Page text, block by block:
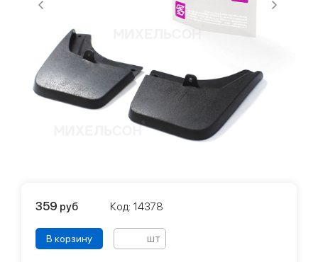
359 руб Код: 14378
В корзину шт